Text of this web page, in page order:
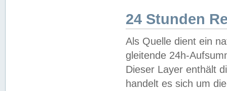
24 Stunden
Als Quelle dient ein
gleitende 24h-
Dieser Layer enthält
handelt es sich um